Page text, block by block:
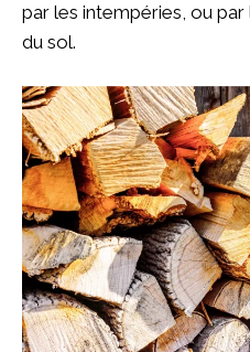
par les intempéries, ou par
du sol.